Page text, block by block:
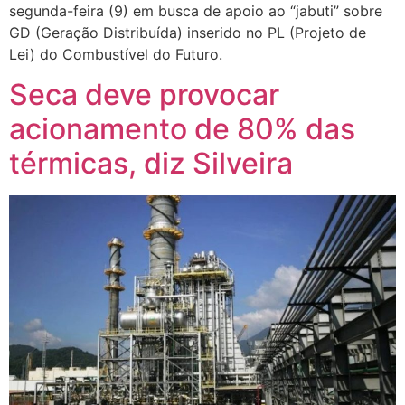
segunda-feira (9) em busca de apoio ao “jabuti” sobre
GD (Geração Distribuída) inserido no PL (Projeto de
Lei) do Combustível do Futuro.
Seca deve provocar
acionamento de 80% das
térmicas, diz Silveira